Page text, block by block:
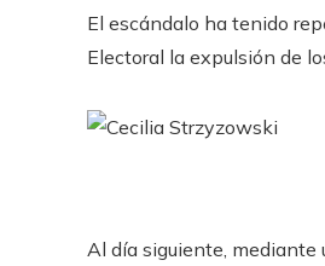
El escándalo ha tenido
Electoral la expulsión de
Al día siguiente, mediante